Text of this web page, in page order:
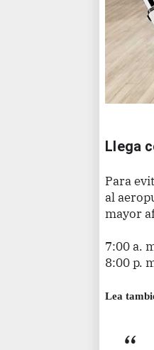
Llega
Para
al
mayor
7:00 a.
8:00 p.
Lea